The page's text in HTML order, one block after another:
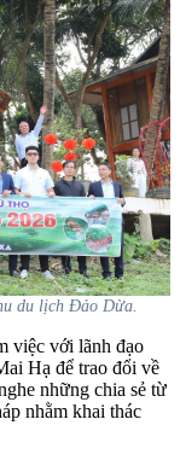
du lịch Đảo Dừa.
việc với lãnh đạo
Hạ để trao đổi về
những chia sẻ từ
nhằm khai thác